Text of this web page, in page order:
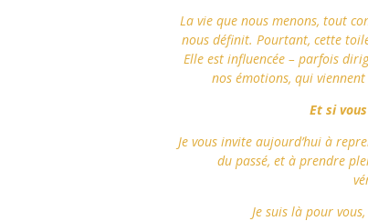
La vie que nous menons, tout
nous définit. Pourtant, cette
Elle est influencée – parfois
nos émotions, qui
Et si
Je vous invite aujourd’hui à
du passé, et à prendre
Je suis là pour